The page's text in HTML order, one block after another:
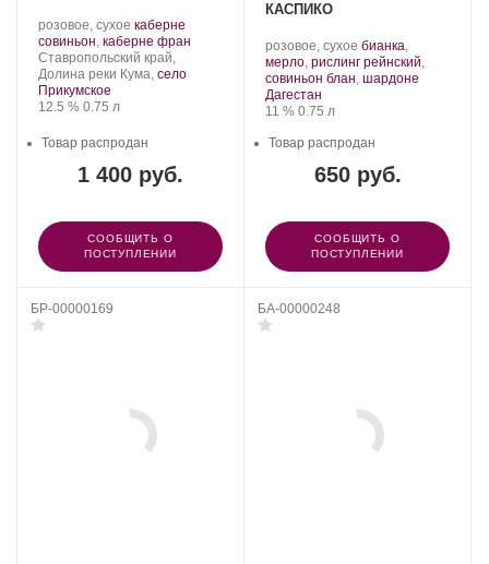
Производитель:
Батрак.
розовое, сухое .
Сорт
винограда:
каберне
совиньон, каберне фран
Регион:
Ставропольский край,
Долина реки Кума, село
Прикумское
Крепость
12.5 %. Объем
0.75 л
1 400 руб.
Товар распродан
СООБЩИТЬ О
ПОСТУПЛЕНИИ
КАСПИКО
Производитель:
Дербент
Вино.
розовое, сухое .
Сорт
винограда:
бианка,
мерло, рислинг рейнский,
совиньон блан, шардоне
Регион:
Дагестан
Крепость
11 %. Объем
0.75 л
650 руб.
Товар распродан
СООБЩИТЬ О
ПОСТУПЛЕНИИ
БР-00000169 БА-00000248